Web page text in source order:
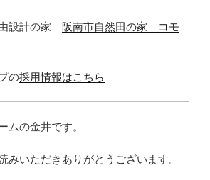
設計の家 阪南市自然田の家 コモ
の採用情報はこちら
ムの金井です。
みいただきありがとうございます。